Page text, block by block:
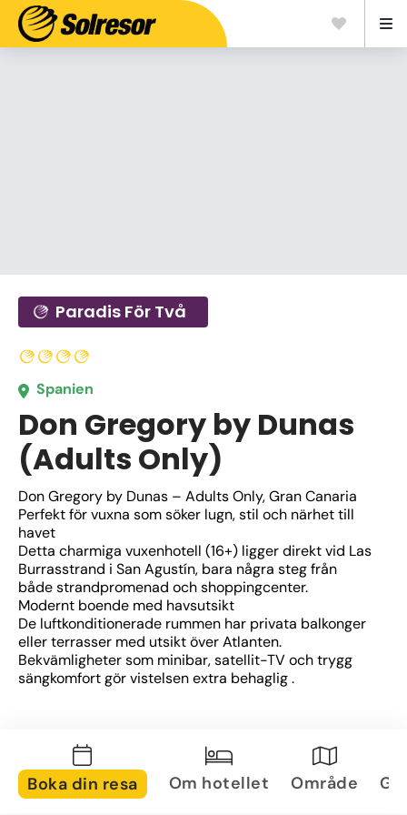
Paradis För Två
Spanien
Don Gregory by Dunas
(Adults Only)
Don Gregory by Dunas – Adults Only, Gran Canaria
Perfekt för vuxna som söker lugn, stil och närhet till
havet
Detta charmiga vuxenhotell (16+) ligger direkt vid Las
Burrasstrand i San Agustín, bara några steg från
både strandpromenad och shoppingcenter.
Modernt boende med havsutsikt
De luftkonditionerade rummen har privata balkonger
eller terrasser med utsikt över Atlanten.
Bekvämligheter som minibar, satellit-TV och trygg
sängkomfort gör vistelsen extra behaglig .
och ångbad, gym samt en poolbar för lätta mellanmål
– allt för en harmonisk och behaglig vistelse.
Boka din resa Om hotellet Område